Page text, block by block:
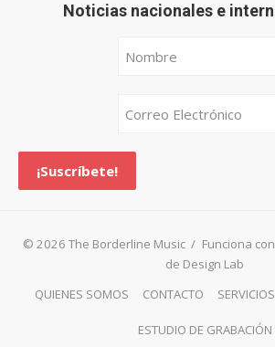
Noticias nacionales e
© 2026 The Borderline Music / Funciona
de Design Lab
QUIENES SOMOS
CONTACTO SERVICIOS
ESTUDIO DE GRABACIÓN